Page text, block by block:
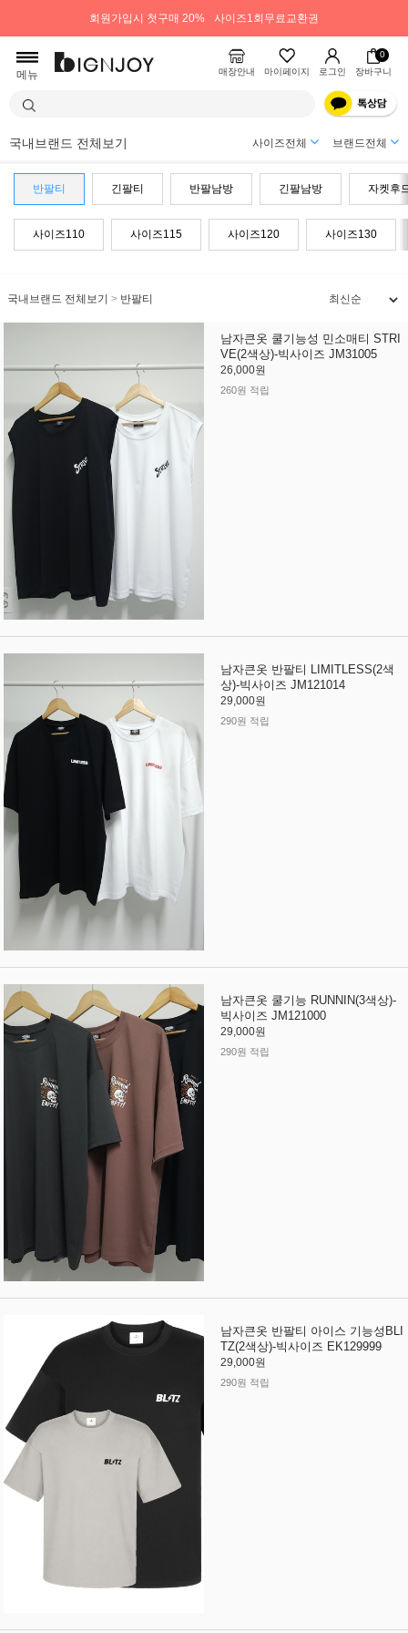
회원가입시 첫구매 20% 사이즈1회무료교환권
메뉴 매장안내 마이페이지 로그인
0
장바구니
국내브랜드 전체보기 사이즈전체 브랜드전체
반팔티 긴팔티 반팔남방 긴팔남방 자켓후
사이즈110 사이즈115 사이즈120 사이즈130
국내브랜드 전체보기 > 반팔티
남자큰옷 쿨기능성 민소매티 STRI
VE(2색상)-빅사이즈 JM31005
26,000원
260원 적립
남자큰옷 반팔티 LIMITLESS(2색
상)-빅사이즈 JM121014
29,000원
290원 적립
남자큰옷 쿨기능 RUNNIN(3색상)-
빅사이즈 JM121000
29,000원
290원 적립
남자큰옷 반팔티 아이스 기능성BLI
TZ(2색상)-빅사이즈 EK129999
29,000원
290원 적립